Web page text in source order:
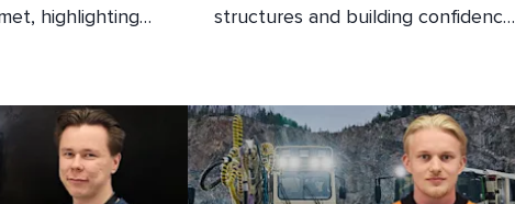
highlighting
structures and building confidence